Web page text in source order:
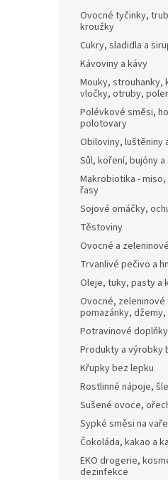
Ovocné tyčinky,
kroužky
Cukry, sladidla a
Kávoviny a kávy
Mouky, strouhanky,
vločky, otruby,
Polévkové směsi,
polotovary
Obiloviny, luštěniny
Sůl, koření, bujóny
Makrobiotika -
řasy
Sojové omáčky,
Těstoviny
Ovocné a
Trvanlivé pečivo a
Oleje, tuky, pasty a
Ovocné, zeleninové
pomazánky,
Potravinové doplňky
Produkty a výrobky
Křupky bez lepku
Rostlinné nápoje,
Sušené ovoce,
Sypké směsi na
Čokoláda, kakao a
EKO drogerie,
dezinfekce